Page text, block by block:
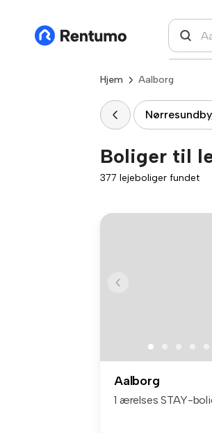
Hjem Aalborg
Boliger til
377 lejeboliger fundet
Aalborg
1 ærelses STAY-